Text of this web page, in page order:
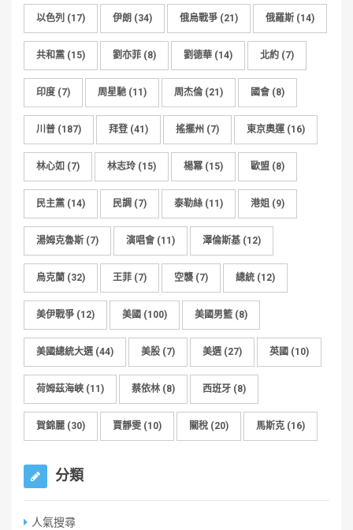
以色列 (17) 伊朗 (34) 俄烏戰爭 (21) 俄羅斯 (14)
共和黨 (15) 劉亦菲 (8) 劉德華 (14) 北約 (7)
印度 (7) 周星馳 (11) 周杰倫 (21) 國會 (8)
川普 (187) 拜登 (41) 搖擺州 (7) 東京奧運(16)
林心如 (7) 林志玲 (15) 楊冪 (15) 歐盟 (8)
民主黨 (14) 民調 (7) 泰勒絲 (11) 港姐 (9)
湯姆克魯斯 (7) 演唱會 (11) 澤倫斯基 (12)
烏克蘭 (32) 王菲 (7) 空襲 (7) 總統 (12)
美伊戰爭 (12) 美國 (100) 美國男籃 (8)
美國總統大選(44) 美股 (7) 美選(27) 英國 (10)
荷姆茲海峽 (11) 蔡依林 (8) 西班牙 (8)
賀錦麗 (30) 賈靜雯 (10) 關稅 (20) 馬斯克 (16)
分類
人氣搜尋